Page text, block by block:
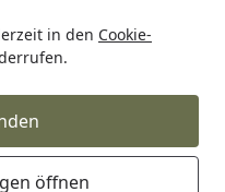
in den Cookie-
öffnen
WEDI Tools
verzinkt